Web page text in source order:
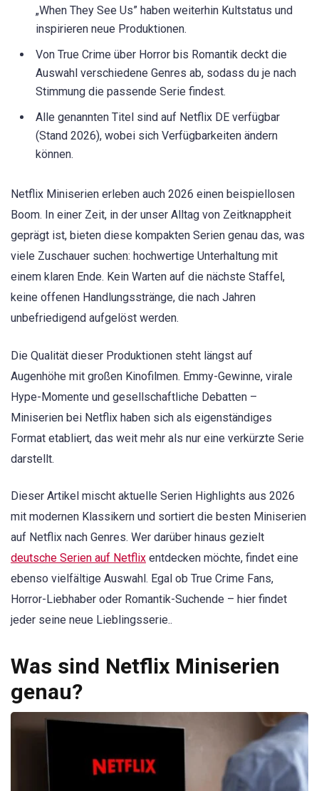
„When They See Us” haben weiterhin Kultstatus und
inspirieren neue Produktionen.
Von True Crime über Horror bis Romantik deckt die
Auswahl verschiedene Genres ab, sodass du je nach
Stimmung die passende Serie findest.
Alle genannten Titel sind auf Netflix DE verfügbar
(Stand 2026), wobei sich Verfügbarkeiten ändern
können.
Netflix Miniserien erleben auch 2026 einen beispiellosen
Boom. In einer Zeit, in der unser Alltag von Zeitknappheit
geprägt ist, bieten diese kompakten Serien genau das, was
viele Zuschauer suchen: hochwertige Unterhaltung mit
einem klaren Ende. Kein Warten auf die nächste Staffel,
keine offenen Handlungsstränge, die nach Jahren
unbefriedigend aufgelöst werden.
Die Qualität dieser Produktionen steht längst auf
Augenhöhe mit großen Kinofilmen. Emmy-Gewinne, virale
Hype-Momente und gesellschaftliche Debatten –
Miniserien bei Netflix haben sich als eigenständiges
Format etabliert, das weit mehr als nur eine verkürzte Serie
darstellt.
Dieser Artikel mischt aktuelle Serien Highlights aus 2026
mit modernen Klassikern und sortiert die besten Miniserien
auf Netflix nach Genres. Wer darüber hinaus gezielt
deutsche Serien auf Netflix entdecken möchte, findet eine
ebenso vielfältige Auswahl. Egal ob True Crime Fans,
Horror-Liebhaber oder Romantik-Suchende – hier findet
jeder seine neue Lieblingsserie..
Was sind Netflix Miniserien
genau?